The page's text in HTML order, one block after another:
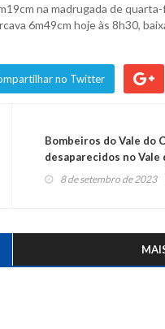
na madrugada de
6m49cm hoje às 8h30,
no Twitter
Bombeiros do Vale do
desaparecidos no Vale
8 de setembro de 2023